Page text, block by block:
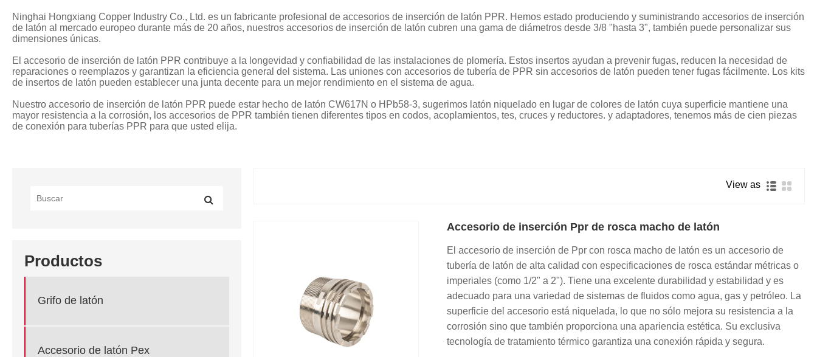
český
ελληνικά
Қазақша
Ninghai Hongxiang Copper Industry Co., Ltd. es un fabricante profesional de accesorios de inserción de latón PPR. Hemos estado produciendo y suministrando accesorios de inserción
de latón al mercado europeo durante más de 20 años, nuestros accesorios de inserción de latón cubren una gama de diámetros desde 3/8 "hasta 3", también puede personalizar sus
dimensiones únicas.
El accesorio de inserción de latón PPR contribuye a la longevidad y confiabilidad de las instalaciones de plomería. Estos insertos ayudan a prevenir fugas, reducen la necesidad de
reparaciones o reemplazos y garantizan la eficiencia general del sistema. Las uniones con accesorios de tubería de PPR sin accesorios de latón pueden tener fugas fácilmente. Los kits
de insertos de latón pueden establecer una junta decente para un mejor rendimiento en el sistema de agua.
Nuestro accesorio de inserción de latón PPR puede estar hecho de latón CW617N o HPb58-3, sugerimos latón niquelado en lugar de colores de latón cuya superficie mantiene una
mayor resistencia a la corrosión, los accesorios de PPR también tienen diferentes tipos en codos, acoplamientos, tes, cruces y reductores. y adaptadores, tenemos más de cien piezas
de conexión para tuberías PPR para que usted elija.
Productos
Grifo de latón
Accesorio de latón Pex
View as
Accesorio de inserción Ppr de rosca macho de latón
El accesorio de inserción de Ppr con rosca macho de latón es un accesorio de
tubería de latón de alta calidad con especificaciones de rosca estándar métricas o
imperiales (como 1/2" a 2"). Tiene una excelente durabilidad y estabilidad y es
adecuado para una variedad de sistemas de fluidos como agua, gas y petróleo. La
superficie del accesorio está niquelada, lo que no sólo mejora su resistencia a la
corrosión sino que también proporciona una apariencia estética. Su exclusiva
tecnología de tratamiento térmico garantiza una conexión rápida y segura.